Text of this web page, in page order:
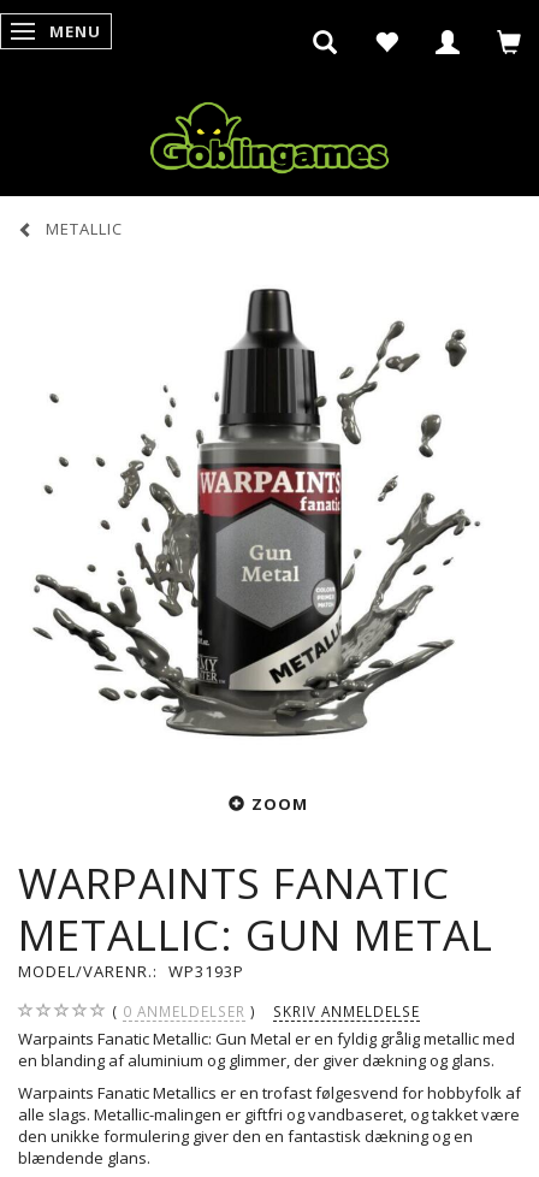
SKIFTE NAVIGATION
MENU
METALLIC
ZOOM
WARPAINTS FANATIC
METALLIC: GUN METAL
MODEL/VARENR.: WP3193P
0 ANMELDELSER SKRIV ANMELDELSE
Warpaints Fanatic Metallic: Gun Metal er en fyldig grålig metallic med
en blanding af aluminium og glimmer, der giver dækning og glans.
Warpaints Fanatic Metallics er en trofast følgesvend for hobbyfolk af
alle slags. Metallic-malingen er giftfri og vandbaseret, og takket være
den unikke formulering giver den en fantastisk dækning og en
blændende glans.